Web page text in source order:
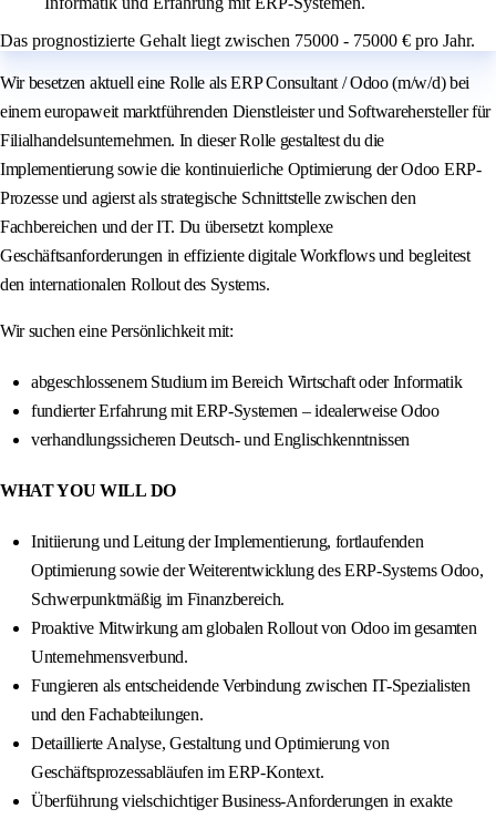
Das prognostizierte Gehalt liegt zwischen 75000 - 75000 € pro Jahr.
Wir besetzen aktuell eine Rolle als ERP Consultant / Odoo (m/w/d) bei
einem europaweit marktführenden Dienstleister und Softwarehersteller für
Filialhandelsunternehmen. In dieser Rolle gestaltest du die
Implementierung sowie die kontinuierliche Optimierung der Odoo ERP-
Prozesse und agierst als strategische Schnittstelle zwischen den
Fachbereichen und der IT. Du übersetzt komplexe
Geschäftsanforderungen in effiziente digitale Workflows und begleitest
den internationalen Rollout des Systems.
Wir suchen eine Persönlichkeit mit:
abgeschlossenem Studium im Bereich Wirtschaft oder Informatik
fundierter Erfahrung mit ERP-Systemen – idealerweise Odoo
verhandlungssicheren Deutsch- und Englischkenntnissen
WHAT YOU WILL DO
Initiierung und Leitung der Implementierung, fortlaufenden
Optimierung sowie der Weiterentwicklung des ERP-Systems Odoo,
Schwerpunktmäßig im Finanzbereich.
Proaktive Mitwirkung am globalen Rollout von Odoo im gesamten
Unternehmensverbund.
Fungieren als entscheidende Verbindung zwischen IT-Spezialisten
und den Fachabteilungen.
Detaillierte Analyse, Gestaltung und Optimierung von
Geschäftsprozessabläufen im ERP-Kontext.
Überführung vielschichtiger Business-Anforderungen in exakte